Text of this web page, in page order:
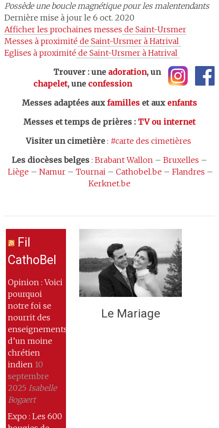
Possède une boucle magnétique pour les malentendants
Dernière mise à jour le 6 oct. 2020
Afficher les prochaines messes de Saint-Ursmer
Messes à proximité de Saint-Ursmer à Hatrival
Eglises à proximité de Saint-Ursmer à Hatrival
Trouver : une adoration, un
chapelet, une confession
Messes adaptées aux familleset aux enfants
Messes et temps de prières: TV ou internet
Visiter un cimetière: #carte des cimetières
Les diocèses belges: Brabant Wallon – Bruxelles –
Liège – Namur– Tournai – Cathobel.be – Flandres –
Kerknet.be
Fil
CathoBel
Opinion : Voici
pourquoi
notre foi se
nourrit des
enseignements
d’un moine
chrétien
indien 10
septembre
2025 Isabelle
Bogaert
Expo : Les 600
Le Mariage